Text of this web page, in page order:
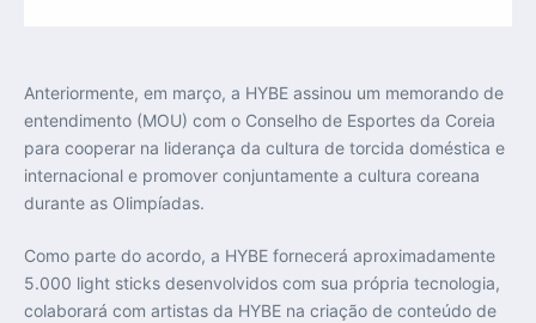
Anteriormente, em março, a HYBE assinou um memorando de
entendimento (MOU) com o Conselho de Esportes da Coreia
para cooperar na liderança da cultura de torcida doméstica e
internacional e promover conjuntamente a cultura coreana
durante as Olimpíadas.
Como parte do acordo, a HYBE fornecerá aproximadamente
5.000 light sticks desenvolvidos com sua própria tecnologia,
colaborará com artistas da HYBE na criação de conteúdo de